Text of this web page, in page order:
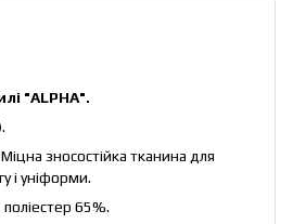
"ALPHA".
зносостійка тканина для
і уніформи.
65%.